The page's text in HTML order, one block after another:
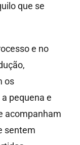
que se
e no
os
pequena e
acompanham
sentem